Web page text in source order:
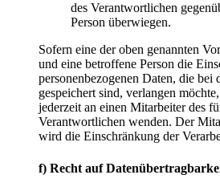
des Verantwortlichen
Person überwiegen.
Sofern eine der oben genannten
und eine betroffene Person die
personenbezogenen Daten, die
gespeichert sind, verlangen
jederzeit an einen Mitarbeiter des
Verantwortlichen wenden. Der
wird die Einschränkung der
f) Recht auf